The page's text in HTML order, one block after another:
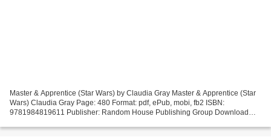
Master & Apprentice (Star Wars) by Claudia Gray Master & Apprentice (Star
Wars) Claudia Gray Page: 480 Format: pdf, ePub, mobi, fb2 ISBN:
9781984819611 Publisher: Random House Publishing Group Download